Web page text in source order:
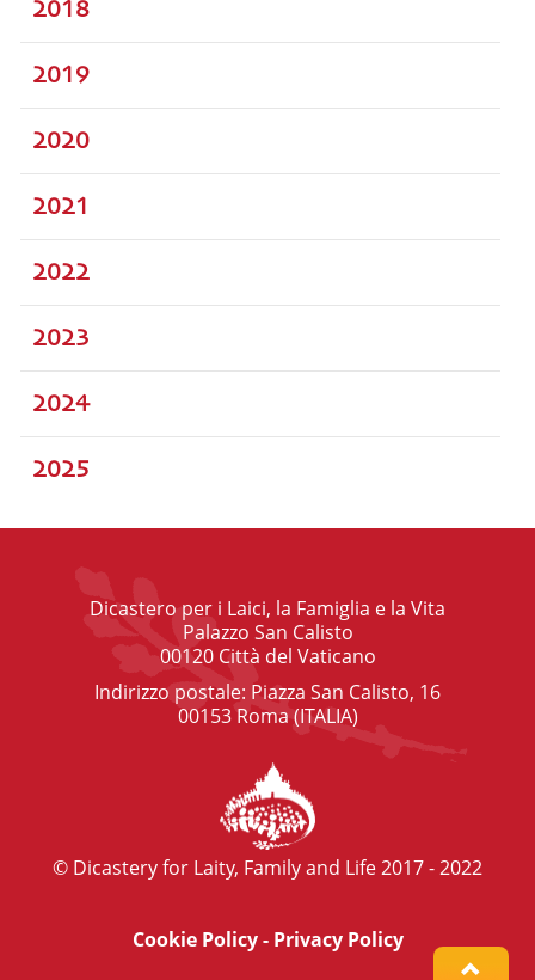
2018
2019
2020
2021
2022
2023
2024
2025
Dicastero per i Laici, la Famiglia e la Vita
Palazzo San Calisto
00120 Città del Vaticano
Indirizzo postale: Piazza San Calisto, 16
00153 Roma (ITALIA)
© Dicastery for Laity, Family and Life 2017 - 2022
Cookie Policy- Privacy Policy